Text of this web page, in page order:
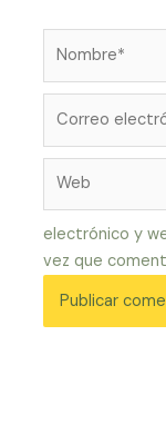
electrónico*
electrónico y
vez que